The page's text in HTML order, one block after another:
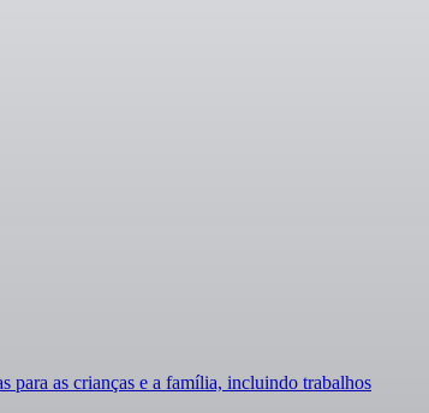
para as crianças e a família, incluindo trabalhos